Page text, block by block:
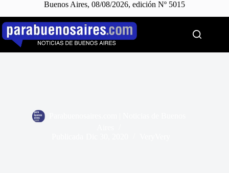
Buenos Aires, 08/08/2026, edición Nº 5015
Saltar
contenido